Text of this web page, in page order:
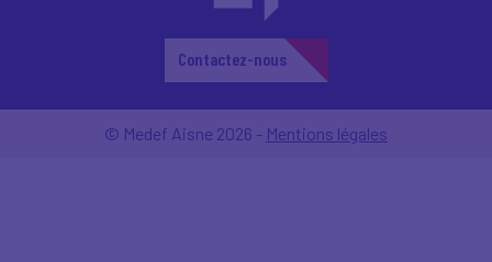
Contactez-nous
© Medef Aisne 2026 - Mentions légales